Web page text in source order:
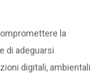
la
di adeguarsi
digitali, ambientali